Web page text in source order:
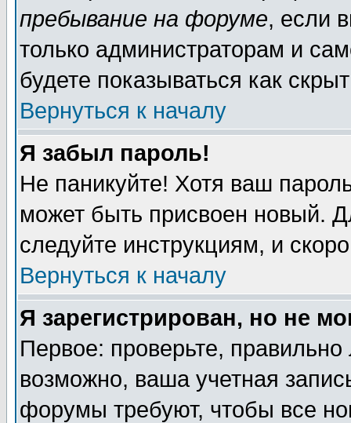
пребывание на форуме, если
только администраторам и
будете показываться как
Вернуться к началу
Я забыл пароль!
Не паникуйте! Хотя ваш
может быть присвоен новый.
следуйте инструкциям, и
Вернуться к началу
Я зарегистрирован, но не
Первое: проверьте,
возможно, ваша учетная
форумы требуют, чтобы все